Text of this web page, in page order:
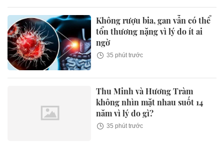
Không rượu bia, gan vẫn có thể
tổn thương nặng vì lý do ít ai
ngờ
35 phút trước
Thu Minh và Hương Tràm
không nhìn mặt nhau suốt 14
năm vì lý do gì?
35 phút trước